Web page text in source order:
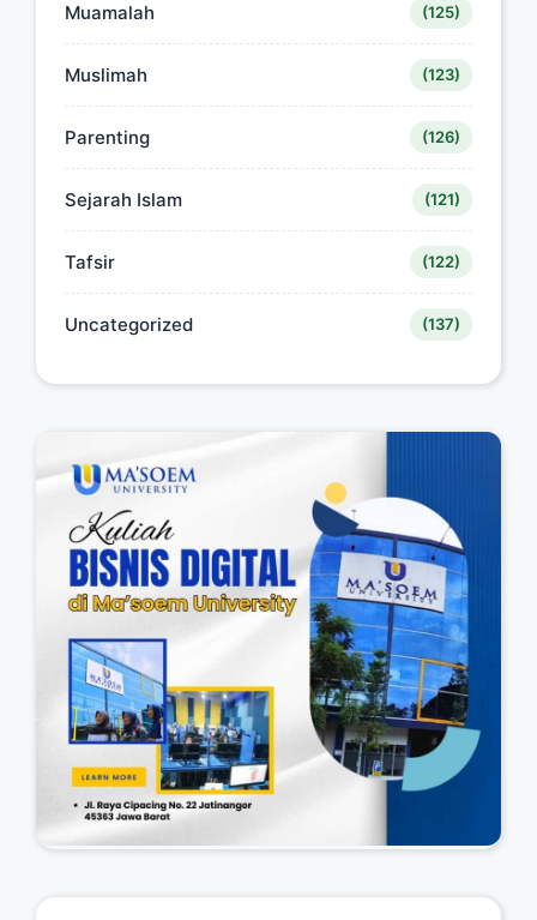
Muamalah (125)
Muslimah (123)
Parenting (126)
Sejarah Islam (121)
Tafsir (122)
Uncategorized (137)